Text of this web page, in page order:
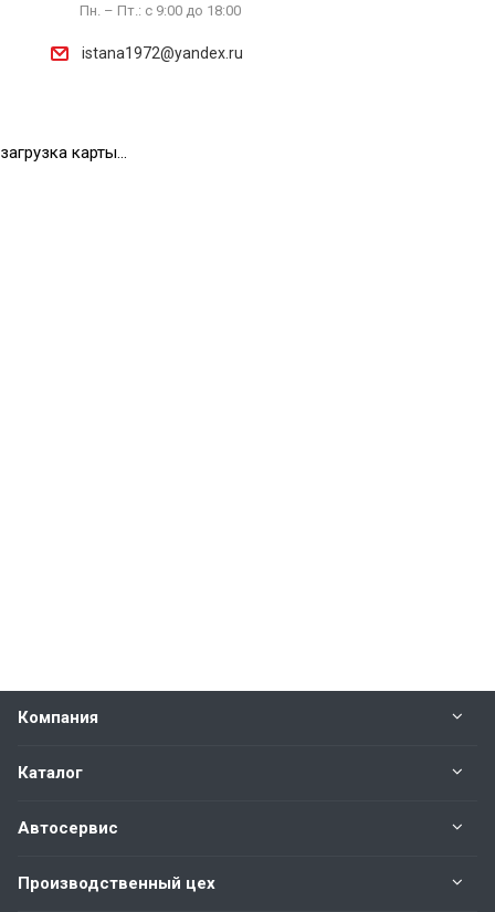
Пн. – Пт.: с 9:00 до 18:00
istana1972@yandex.ru
загрузка карты...
Компания
Каталог
Автосервис
Производственный цех